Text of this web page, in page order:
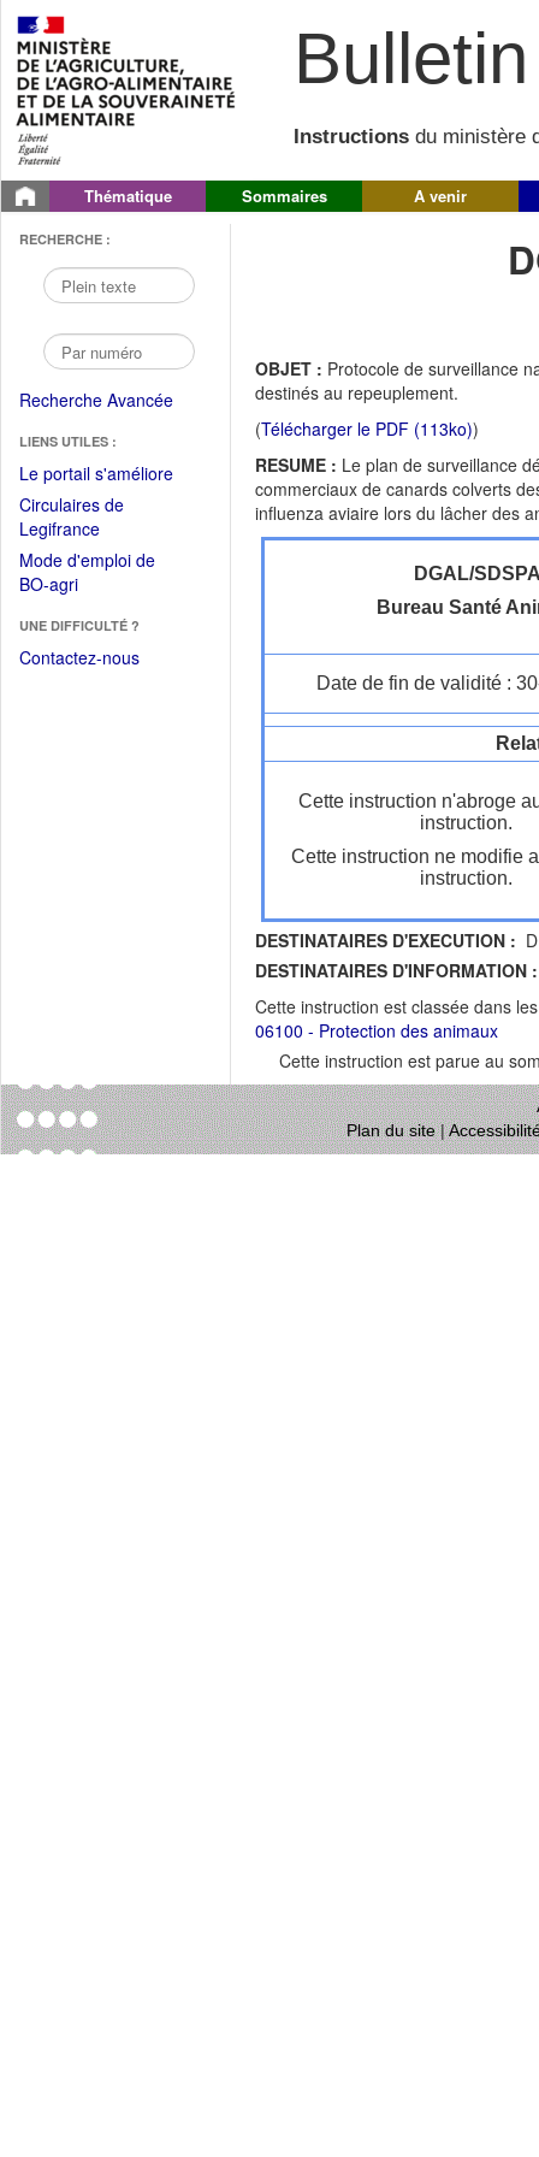
Instructions du ministère
Thématique Sommaires A venir
RECHERCHE :
Recherche Avancée
LIENS UTILES :
Le portail s'améliore(Fichier
Circulaires de
Legifrance(Ouvrir
dans
une
fenêtre)
Mode d'emploi de
BO-agri(Ouvrir
une
nouvelle
UNE DIFFICULTÉ ?
Contactez-nous
OBJET : Protocole de surveillance
destinés au repeuplement.
(Télécharger le PDF (113ko))
RESUME : Le plan de surveillance
commerciaux de canards colverts
influenza aviaire lors du lâcher des
DGAL/
Bureau Santé
Date de fin de validité :
Cette instruction n'abroge
instruction.
Cette instruction ne modifie
instruction.
DESTINATAIRES D'EXECUTION :
DESTINATAIRES D'INFORMATION :
Cette instruction est classée dans
06100 - Protection des animaux
Cette instruction est parue au
Plan du site|